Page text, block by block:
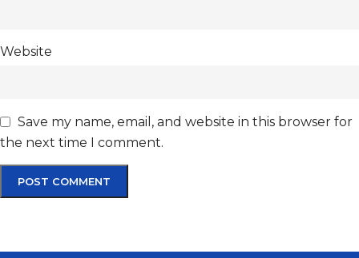
Website
Save my name, email, and website in this browser for
the next time I comment.